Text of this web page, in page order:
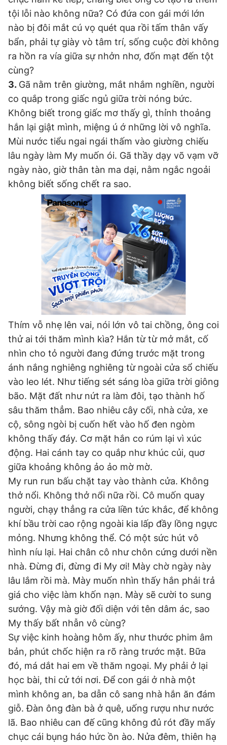
tội lỗi nào không nữa? Có đứa con gái mới lớn
nào bị đôi mắt cú vọ quét qua rồi tấm thân vấy
bẩn, phải tự giày vò tâm trí, sống cuộc đời không
ra hồn ra vía giữa sự nhởn nhơ, đốn mạt đến tột
cùng?
3. Gã nằm trên giường, mắt nhắm nghiền, người
co quắp trong giấc ngủ giữa trời nóng bức.
Không biết trong giấc mơ thấy gì, thỉnh thoảng
hắn lại giật mình, miệng ú ớ những lời vô nghĩa.
Mùi nước tiểu ngai ngái thấm vào giường chiếu
lâu ngày làm My muốn ói. Gã thầy dạy võ vạm vỡ
ngày nào, giờ thân tàn ma dại, nằm ngắc ngoải
không biết sống chết ra sao.
Thím vỗ nhẹ lên vai, nói lớn vô tai chồng, ông coi
thử ai tới thăm mình kìa? Hắn từ từ mở mắt, cố
nhìn cho tỏ người đang đứng trước mặt trong
ánh nắng nghiêng nghiêng từ ngoài cửa sổ chiếu
vào leo lét. Như tiếng sét sáng lòa giữa trời giông
bão. Mặt đất như nứt ra làm đôi, tạo thành hố
sâu thăm thẳm. Bao nhiêu cây cối, nhà cửa, xe
cộ, sông ngòi bị cuốn hết vào hố đen ngòm
không thấy đáy. Cơ mặt hắn co rúm lại vì xúc
động. Hai cánh tay co quắp như khúc củi, quơ
giữa khoảng không ảo ảo mờ mờ.
My run run bấu chặt tay vào thành cửa. Không
thở nổi. Không thở nổi nữa rồi. Cô muốn quay
người, chạy thẳng ra cửa liền tức khắc, để không
khí bầu trời cao rộng ngoài kia lấp đầy lồng ngực
mỏng. Nhưng không thể. Có một sức hút vô
hình níu lại. Hai chân cô như chôn cứng dưới nền
nhà. Đừng đi, đừng đi My ơi! Mày chờ ngày này
lâu lắm rồi mà. Mày muốn nhìn thấy hắn phải trả
giá cho việc làm khốn nạn. Mày sẽ cười to sung
sướng. Vậy mà giờ đối diện với tên dâm ác, sao
My thấy bất nhẫn vô cùng?
Sự việc kinh hoàng hôm ấy, như thước phim âm
bản, phút chốc hiện ra rõ ràng trước mặt. Bữa
đó, má dắt hai em về thăm ngoại. My phải ở lại
học bài, thi cử tới nơi. Để con gái ở nhà một
mình không an, ba dẫn cô sang nhà hắn ăn đám
giỗ. Đàn ông đàn bà ở quê, uống rượu như nước
lã. Bao nhiêu can đế cũng không đủ rót đầy mấy
chục cái bụng háo hức ồn ào. Nửa đêm, thiên hạ